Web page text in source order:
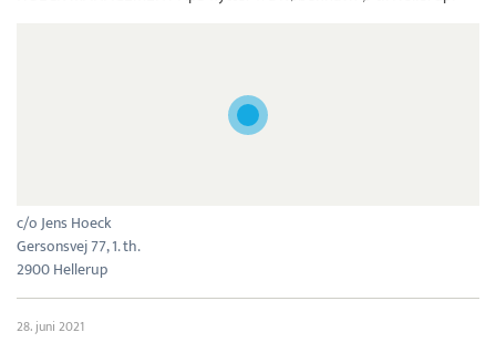
c/o Jens Hoeck
Gersonsvej 77, 1. th.
2900 Hellerup
28. juni 2021